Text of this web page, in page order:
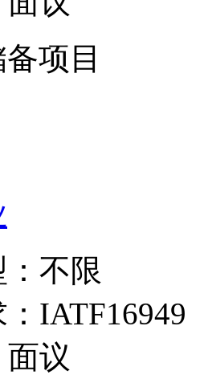
项目
不限
IATF16949
面议